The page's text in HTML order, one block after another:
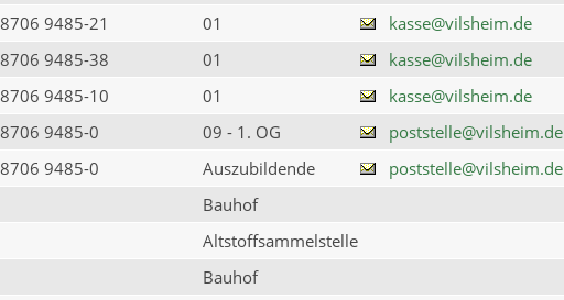
9485-21 01
kasse@vilsheim.de
9485-38 01
kasse@vilsheim.de
9485-10 01
kasse@vilsheim.de
9485-0 09 - 1. OG
poststelle@vilsheim.de
9485-0 Auszubildende
poststelle@vilsheim.de
Bauhof
Altstoffsammelstelle
Bauhof